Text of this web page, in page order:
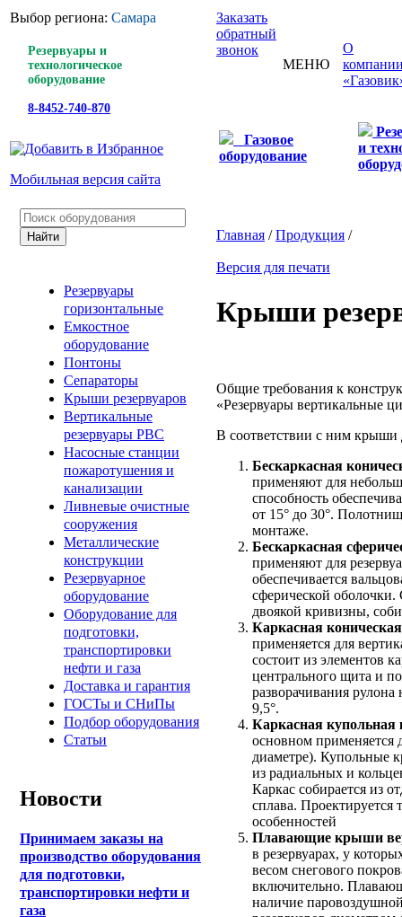
Выбор региона: Самара
Резервуары и
технологическое
оборудование
8-8452-740-870
Мобильная версия сайта
Заказать
обратный
звонок
МЕНЮ
О
Газовое
оборудование
и
Резервуары
горизонтальные
Емкостное
оборудование
Понтоны
Сепараторы
Крыши резервуаров
Вертикальные
резервуары РВС
Насосные станции
пожаротушения и
канализации
Ливневые очистные
сооружения
Металлические
конструкции
Резервуарное
оборудование
Оборудование для
подготовки,
транспортировки
нефти и газа
Доставка и гарантия
ГОСТы и СНиПы
Подбор оборудования
Статьи
Новости
Принимаем заказы на
производство оборудования
для подготовки,
транспортировки нефти и
газа
Главная /Продукция /
Версия для печати
Крыши
Общие требования к
«Резервуары вертикальные
В соответствии с ним
Бескаркасная
применяют для
способность
от 15° до 30°.
монтаже.
Бескаркасная
применяют для
обеспечивается
сферической обoлочки.
двoякой кривизны,
Каркасная
применяется для
состоит из элементов
центрального щита и
разворачивания
9,5°.
Каркасная
основном
диаметре). Купольные
из радиальных и
Каркас собирается из
сплава. Проектируется
особенностей
Плавающие крыши
в резервуарах, у
весом снегoвого
включительно.
наличие